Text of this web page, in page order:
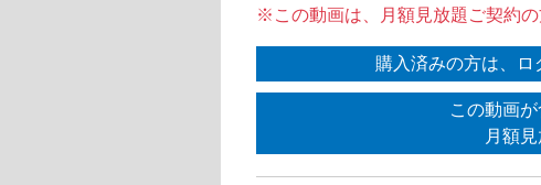
※この動画は、月額見放題ご契約
購入済みの方は、ロ
この動画
月額